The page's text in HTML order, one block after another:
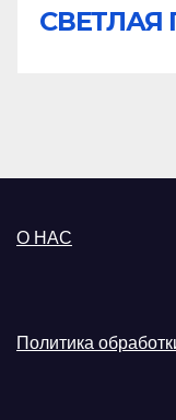
СВЕТЛАЯ
О НАС
Политика